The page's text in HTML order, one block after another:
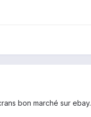
bon marché sur